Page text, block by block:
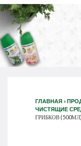
ГЛАВНАЯ »
ЧИСТЯЩИЕ
ГРИБКОВ (500МЛ)